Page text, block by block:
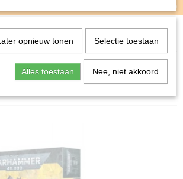
(0)
Gaming>Warhammer 40000>Orks
opnieuw tonen Selectie toestaan
Alles toestaan Nee, niet akkoord